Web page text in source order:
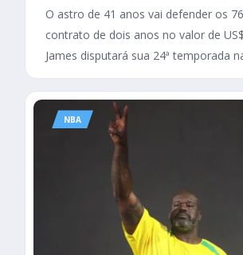
O astro de 41 anos vai defender os
contrato de dois anos no valor de
James disputará sua 24ª temporada
NBA